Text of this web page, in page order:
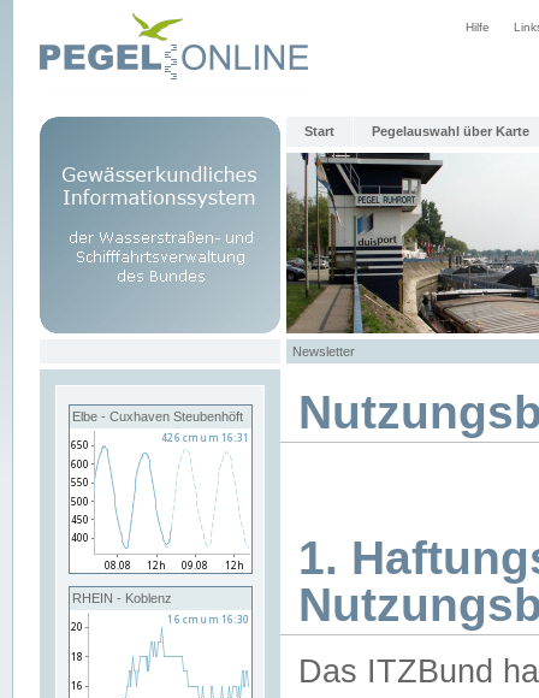
Hilfe
Start Pegelauswahl über Karte
Newsletter
Elbe - Cuxhaven Steubenhöft
RHEIN - Koblenz
1.
Das ITZBund